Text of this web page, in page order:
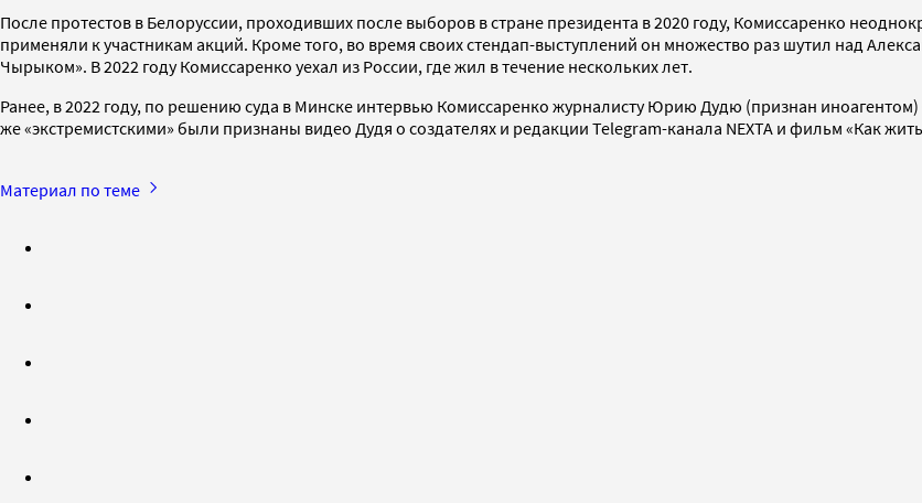
После протестов в Белоруссии, проходивших после выборов в стране президента в 2020 году, Комиссаренко
применяли к участникам акций. Кроме того, во время своих стендап-выступлений он множество раз шутил над
Чырыком». В 2022 году Комиссаренко уехал из России, где жил в течение нескольких лет.
Ранее, в 2022 году, по решению суда в Минске интервью Комиссаренко журналисту Юрию Дудю (признан
же «экстремистскими» были признаны видео Дудя о создателях и редакции Telegram-канала NEXTA и фильм «Как
Материал по теме